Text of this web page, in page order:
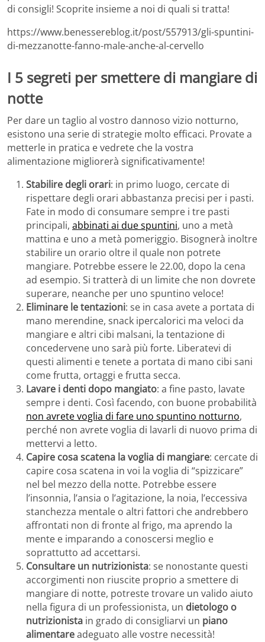
di consigli! Scoprite insieme a noi di quali si tratta!
https://www.benessereblog.it/post/557913/gli-spuntini-
di-mezzanotte-fanno-male-anche-al-cervello
I 5 segreti per smettere di mangiare di
notte
Per dare un taglio al vostro dannoso vizio notturno,
esistono una serie di strategie molto efficaci. Provate a
metterle in pratica e vedrete che la vostra
alimentazione migliorerà significativamente!
Stabilire degli orari: in primo luogo, cercate di
rispettare degli orari abbastanza precisi per i pasti.
Fate in modo di consumare sempre i tre pasti
principali, abbinati ai due spuntini, uno a metà
mattina e uno a metà pomeriggio. Bisognerà inoltre
stabilire un orario oltre il quale non potrete
mangiare. Potrebbe essere le 22.00, dopo la cena
ad esempio. Si tratterà di un limite che non dovrete
superare, neanche per uno spuntino veloce!
Eliminare le tentazioni: se in casa avete a portata di
mano merendine, snack ipercalorici ma veloci da
mangiare e altri cibi malsani, la tentazione di
concedervene uno sarà più forte. Liberatevi di
questi alimenti e tenete a portata di mano cibi sani
come frutta, ortaggi e frutta secca.
Lavare i denti dopo mangiato: a fine pasto, lavate
sempre i denti. Così facendo, con buone probabilità
non avrete voglia di fare uno spuntino notturno,
perché non avrete voglia di lavarli di nuovo prima di
mettervi a letto.
Capire cosa scatena la voglia di mangiare: cercate di
capire cosa scatena in voi la voglia di “spizzicare”
nel bel mezzo della notte. Potrebbe essere
l’insonnia, l’ansia o l’agitazione, la noia, l’eccessiva
stanchezza mentale o altri fattori che andrebbero
affrontati non di fronte al frigo, ma aprendo la
mente e imparando a conoscersi meglio e
soprattutto ad accettarsi.
Consultare un nutrizionista: se nonostante questi
accorgimenti non riuscite proprio a smettere di
mangiare di notte, potreste trovare un valido aiuto
nella figura di un professionista, un dietologo o
nutrizionista in grado di consigliarvi un piano
alimentareadeguato alle vostre necessità!